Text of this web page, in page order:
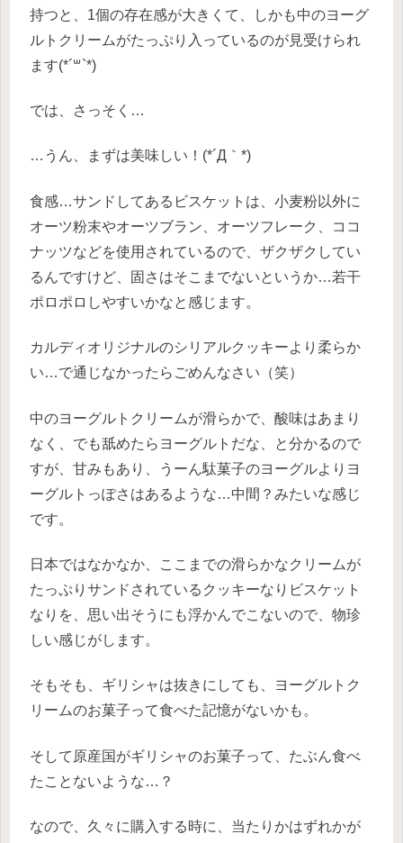
持つと、1個の存在感が大きくて、しかも中のヨーグ
ルトクリームがたっぷり入っているのが見受けられ
ます(*´꒳`*)
では、さっそく…
…うん、まずは美味しい！(*´Д｀*)
食感…サンドしてあるビスケットは、小麦粉以外に
オーツ粉末やオーツブラン、オーツフレーク、ココ
ナッツなどを使用されているので、ザクザクしてい
るんですけど、固さはそこまでないというか…若干
ポロポロしやすいかなと感じます。
カルディオリジナルのシリアルクッキーより柔らか
い…で通じなかったらごめんなさい（笑）
中のヨーグルトクリームが滑らかで、酸味はあまり
なく、でも舐めたらヨーグルトだな、と分かるので
すが、甘みもあり、うーん駄菓子のヨーグルよりヨ
ーグルトっぽさはあるような…中間？みたいな感じ
です。
日本ではなかなか、ここまでの滑らかなクリームが
たっぷりサンドされているクッキーなりビスケット
なりを、思い出そうにも浮かんでこないので、物珍
しい感じがします。
そもそも、ギリシャは抜きにしても、ヨーグルトク
リームのお菓子って食べた記憶がないかも。
そして原産国がギリシャのお菓子って、たぶん食べ
たことないような…？
なので、久々に購入する時に、当たりかはずれかが